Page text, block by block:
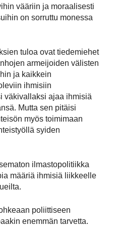
vääriin ja moraalisesti
on sorruttu monessa
tuloa ovat tiedemiehet
armeijoiden välisten
ja kaikkein
ihmisiin
väkivallaksi ajaa ihmisiä
Mutta sen pitäisi
myös toimimaan
syiden
ilmastopolitiikka
määriä ihmisiä liikkeelle
poliittiseen
enemmän tarvetta.